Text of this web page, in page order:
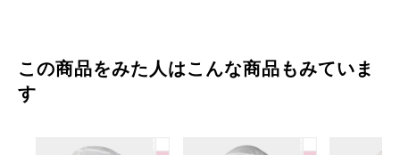
この商品をみた人はこんな商品もみていま
す